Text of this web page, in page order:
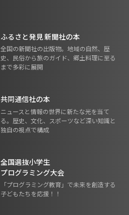
ふるさと発見 新聞社の本
全国の新聞社の出版物。地域の自然、歴
史、民俗から旅のガイド、郷土料理に至る
まで多彩に展開
共同通信社の本
ニュースと情報の世界に新たな光を当て
る。歴史、文化、スポーツなど深い知識と
独自の視点で構成
全国選抜小学生
プログラミング大会
「プログラミング教育」で未来を創造する
子どもたちを応援！！